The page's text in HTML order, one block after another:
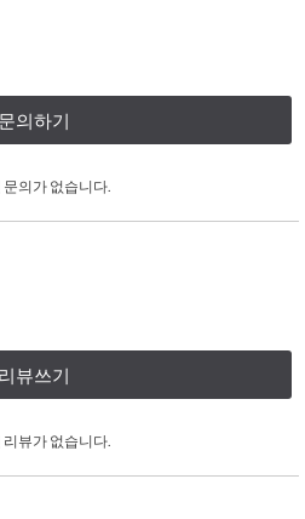
문의하기
문의가 없습니다.
리뷰쓰기
리뷰가 없습니다.